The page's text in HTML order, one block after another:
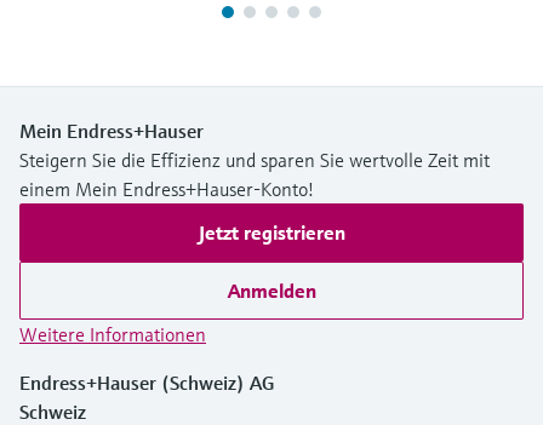
Mein Endress+Hauser
Steigern Sie die Effizienz und sparen Sie wertvolle Zeit mit
einem Mein Endress+Hauser-Konto!
Jetzt registrieren
Anmelden
Weitere Informationen
Endress+Hauser (Schweiz) AG
Schweiz